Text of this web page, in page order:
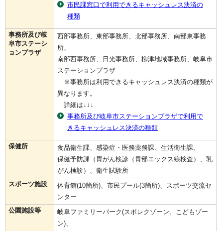
市民課窓口で利用できるキャッシュレス決済の
種類
事務所及び岐
阜市ステーシ
ョンプラザ
西部事務所、東部事務所、北部事務所、南部東事務
所、
南部西事務所、日光事務所、柳津地域事務所、岐阜市
ステーションプラザ
※事務所は利用できるキャッシュレス決済の種類が
異なります。
詳細は↓↓↓
事務所及び岐阜市ステーションプラザで利用で
きるキャッシュレス決済の種類
保健所
食品衛生課、感染症・医務薬務課、生活衛生課、
保健予防課（胃がん検診（胃部エックス線検査）、乳
がん検診）、衛生試験所
スポーツ施設
体育館(10箇所)、市民プール(3箇所)、スポーツ交流セ
ンター
公園施設等
岐阜ファミリーパーク(スポレクゾーン、こどもゾー
ン)、